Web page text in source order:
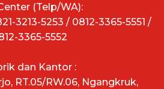
(Telp/WA):
3213-5253 / 0812-3365-5551 /
3365-5552
dan Kantor :
RT.05/RW.06, Ngangkruk,